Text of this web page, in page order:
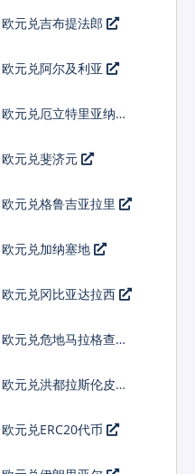
欧元兑吉布提法郎
欧元兑阿尔及利亚
欧元兑厄立特里亚纳克
欧元兑斐济元
欧元兑格鲁吉亚拉里
欧元兑加纳塞地
欧元兑冈比亚达拉西
欧元兑危地马拉格查尔
欧元兑洪都拉斯伦皮拉
欧元兑ERC20代币